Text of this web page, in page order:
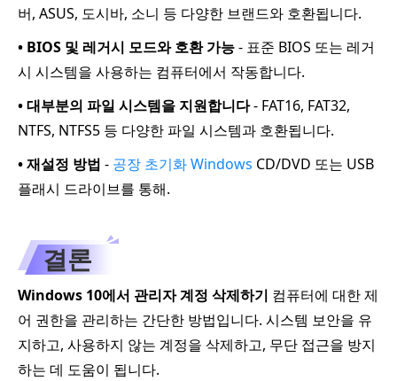
버, ASUS, 도시바, 소니 등 다양한 브랜드와 호환됩니다.
• BIOS 및 레거시 모드와 호환 가능- 표준 BIOS 또는 레거
시 시스템을 사용하는 컴퓨터에서 작동합니다.
• 대부분의 파일 시스템을 지원합니다- FAT16, FAT32,
NTFS, NTFS5 등 다양한 파일 시스템과 호환됩니다.
• 재설정 방법 - 공장 초기화 Windows CD/DVD 또는 USB
플래시 드라이브를 통해.
결론
Windows 10에서 관리자 계정 삭제하기 컴퓨터에 대한 제
어 권한을 관리하는 간단한 방법입니다. 시스템 보안을 유
지하고, 사용하지 않는 계정을 삭제하고, 무단 접근을 방지
하는 데 도움이 됩니다.